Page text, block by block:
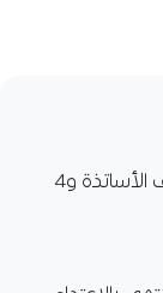
وزارة التربية تعلن نتائج مسابقة توظيف الأساتذة و4